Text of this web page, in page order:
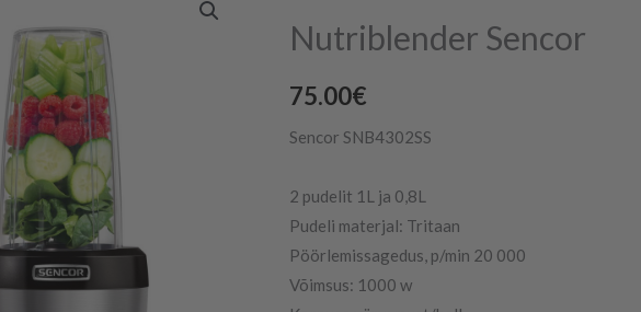
Nutriblender Sencor
75.00€
Sencor SNB4302SS
2 pudelit 1L ja 0,8L
Pudeli materjal: Tritaan
Pöörlemissagedus, p/min 20 000
Võimsus: 1000 w
kogus